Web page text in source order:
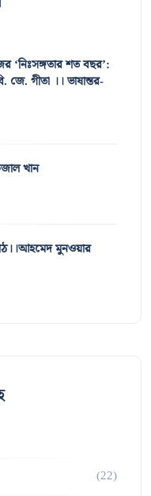
‘নিঃসঙ্গতার শত বছর’:
জে. গীতা ।। ভাষান্তর-
খান
মুনওয়ার
(22)